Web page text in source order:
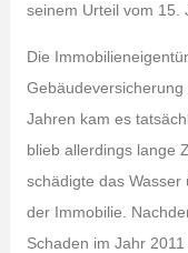
seinem Urteil vom 15.
Die
Jahren kam es
blieb allerdings lange
schädigte das
der Immobilie.
Schaden im Jahr